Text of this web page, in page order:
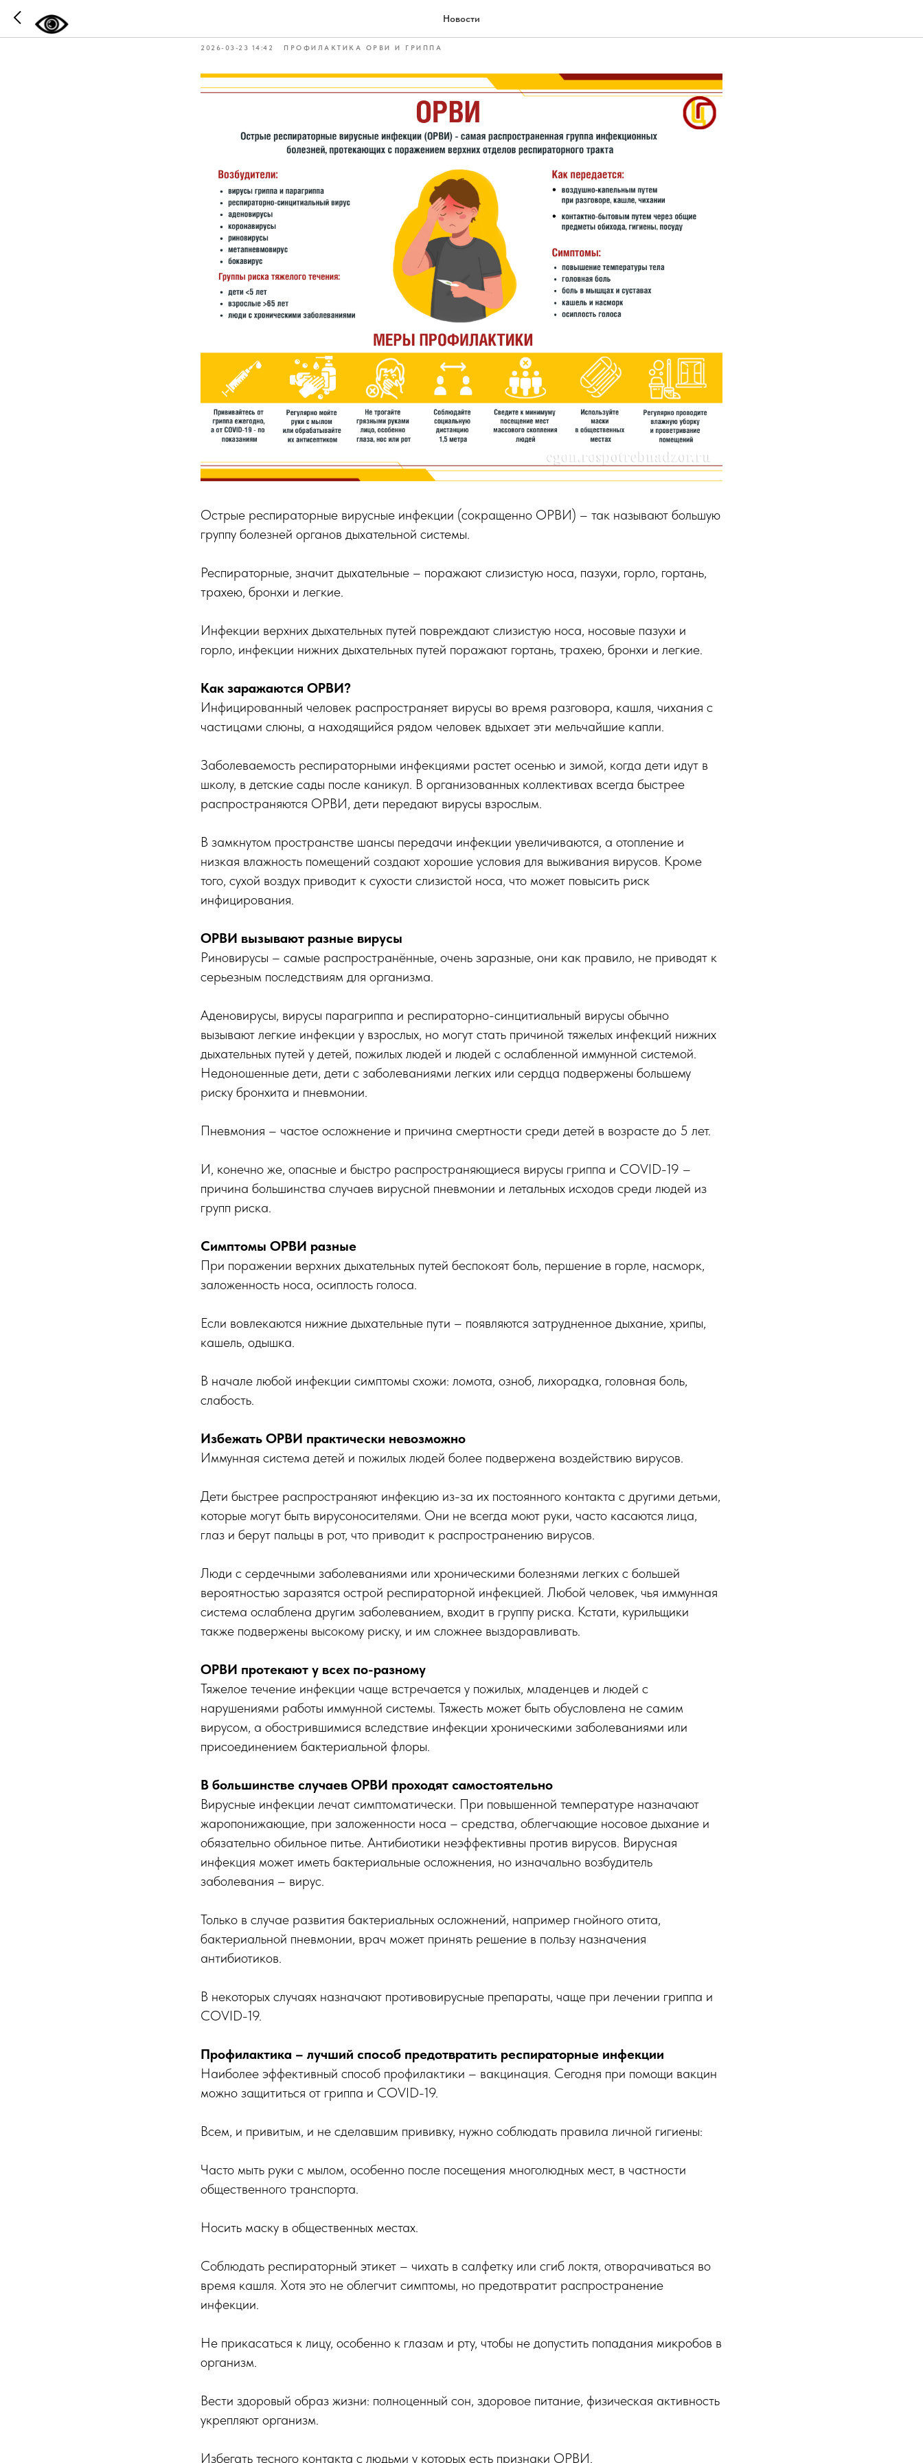
Новости
2026-03-23 14:42 ПРОФИЛАКТИКА ОРВИ И ГРИППА
Острые респираторные вирусные инфекции (сокращенно ОРВИ) – так называют большую
группу болезней органов дыхательной системы.
Респираторные, значит дыхательные – поражают слизистую носа, пазухи, горло, гортань,
трахею, бронхи и легкие.
Инфекции верхних дыхательных путей повреждают слизистую носа, носовые пазухи и
горло, инфекции нижних дыхательных путей поражают гортань, трахею, бронхи и легкие.
Как заражаются ОРВИ?
Инфицированный человек распространяет вирусы во время разговора, кашля, чихания с
частицами слюны, а находящийся рядом человек вдыхает эти мельчайшие капли.
Заболеваемость респираторными инфекциями растет осенью и зимой, когда дети идут в
школу, в детские сады после каникул. В организованных коллективах всегда быстрее
распространяются ОРВИ, дети передают вирусы взрослым.
В замкнутом пространстве шансы передачи инфекции увеличиваются, а отопление и
низкая влажность помещений создают хорошие условия для выживания вирусов. Кроме
того, сухой воздух приводит к сухости слизистой носа, что может повысить риск
инфицирования.
ОРВИ вызывают разные вирусы
Риновирусы – самые распространённые, очень заразные, они как правило, не приводят к
серьезным последствиям для организма.
Аденовирусы, вирусы парагриппа и респираторно-синцитиальный вирусы обычно
вызывают легкие инфекции у взрослых, но могут стать причиной тяжелых инфекций нижних
дыхательных путей у детей, пожилых людей и людей с ослабленной иммунной системой.
Недоношенные дети, дети с заболеваниями легких или сердца подвержены большему
риску бронхита и пневмонии.
Пневмония – частое осложнение и причина смертности среди детей в возрасте до 5 лет.
И, конечно же, опасные и быстро распространяющиеся вирусы гриппа и COVID-19 –
причина большинства случаев вирусной пневмонии и летальных исходов среди людей из
групп риска.
Симптомы ОРВИ разные
При поражении верхних дыхательных путей беспокоят боль, першение в горле, насморк,
заложенность носа, осиплость голоса.
Если вовлекаются нижние дыхательные пути – появляются затрудненное дыхание, хрипы,
кашель, одышка.
В начале любой инфекции симптомы схожи: ломота, озноб, лихорадка, головная боль,
слабость.
Избежать ОРВИ практически невозможно
Иммунная система детей и пожилых людей более подвержена воздействию вирусов.
Дети быстрее распространяют инфекцию из-за их постоянного контакта с другими детьми,
которые могут быть вирусоносителями. Они не всегда моют руки, часто касаются лица,
глаз и берут пальцы в рот, что приводит к распространению вирусов.
Люди с сердечными заболеваниями или хроническими болезнями легких с большей
вероятностью заразятся острой респираторной инфекцией. Любой человек, чья иммунная
система ослаблена другим заболеванием, входит в группу риска. Кстати, курильщики
также подвержены высокому риску, и им сложнее выздоравливать.
ОРВИ протекают у всех по-разному
Тяжелое течение инфекции чаще встречается у пожилых, младенцев и людей с
нарушениями работы иммунной системы. Тяжесть может быть обусловлена не самим
вирусом, а обострившимися вследствие инфекции хроническими заболеваниями или
присоединением бактериальной флоры.
В большинстве случаев ОРВИ проходят самостоятельно
Вирусные инфекции лечат симптоматически. При повышенной температуре назначают
жаропонижающие, при заложенности носа – средства, облегчающие носовое дыхание и
обязательно обильное питье. Антибиотики неэффективны против вирусов. Вирусная
инфекция может иметь бактериальные осложнения, но изначально возбудитель
заболевания – вирус.
Только в случае развития бактериальных осложнений, например гнойного отита,
бактериальной пневмонии, врач может принять решение в пользу назначения
антибиотиков.
В некоторых случаях назначают противовирусные препараты, чаще при лечении гриппа и
COVID-19.
Профилактика – лучший способ предотвратить респираторные инфекции
Наиболее эффективный способ профилактики – вакцинация. Сегодня при помощи вакцин
можно защититься от гриппа и COVID-19.
Всем, и привитым, и не сделавшим прививку, нужно соблюдать правила личной гигиены:
Часто мыть руки с мылом, особенно после посещения многолюдных мест, в частности
общественного транспорта.
Носить маску в общественных местах.
Соблюдать респираторный этикет – чихать в салфетку или сгиб локтя, отворачиваться во
время кашля. Хотя это не облегчит симптомы, но предотвратит распространение
инфекции.
Не прикасаться к лицу, особенно к глазам и рту, чтобы не допустить попадания микробов в
организм.
Вести здоровый образ жизни: полноценный сон, здоровое питание, физическая активность
укрепляют организм.
Избегать тесного контакта с людьми у которых есть признаки ОРВИ.